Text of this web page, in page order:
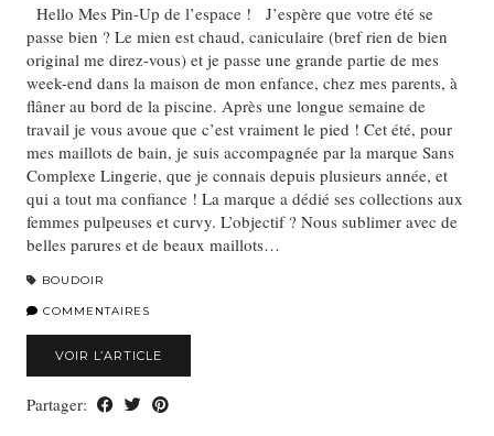
Hello Mes Pin-Up de l’espace ! J’espère que votre été se
passe bien ? Le mien est chaud, caniculaire (bref rien de bien
original me direz-vous) et je passe une grande partie de mes
week-end dans la maison de mon enfance, chez mes parents, à
flâner au bord de la piscine. Après une longue semaine de
travail je vous avoue que c’est vraiment le pied ! Cet été, pour
mes maillots de bain, je suis accompagnée par la marque Sans
Complexe Lingerie, que je connais depuis plusieurs année, et
qui a tout ma confiance ! La marque a dédié ses collections aux
femmes pulpeuses et curvy. L’objectif ? Nous sublimer avec de
belles parures et de beaux maillots…
BOUDOIR
COMMENTAIRES
VOIR L’ARTICLE
Partager: